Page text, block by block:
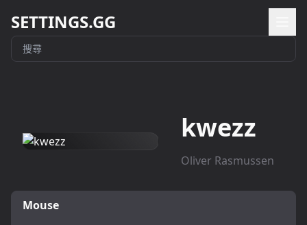
SETTINGS.GG
kwezz
Oliver Rasmussen
Mouse